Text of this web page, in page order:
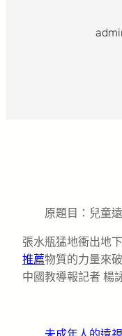
原題目：兒童遠
張水瓶猛地衝出地
推薦物質的力量來
中國教導報記者 楊